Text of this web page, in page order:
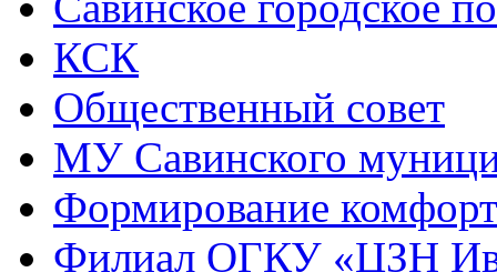
КСК
Общественный совет
МУ Савинского
Формирование
Филиал ОГКУ «ЦЗН